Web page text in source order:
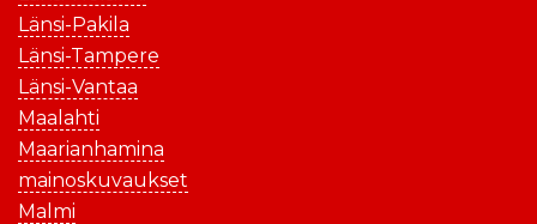
Länsi-Pakila
Länsi-Tampere
Länsi-Vantaa
Maalahti
Maarianhamina
mainoskuvaukset
Malmi